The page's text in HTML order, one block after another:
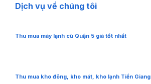
Dịch vụ về chúng tôi
Thu mua máy lạnh cũ Quận 5 giá tốt nhất
Thu mua kho đông, kho mát, kho lạnh Tiền Giang